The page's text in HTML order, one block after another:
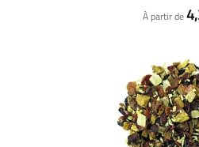
À partir de